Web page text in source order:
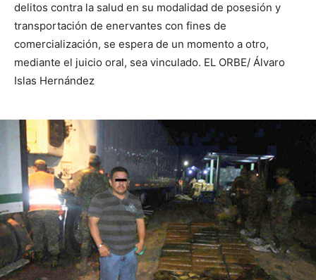
delitos contra la salud en su modalidad de posesión y
transportación de enervantes con fines de
comercialización, se espera de un momento a otro,
mediante el juicio oral, sea vinculado. EL ORBE/ Álvaro
Islas Hernández